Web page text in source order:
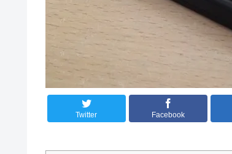
Twitter Facebook